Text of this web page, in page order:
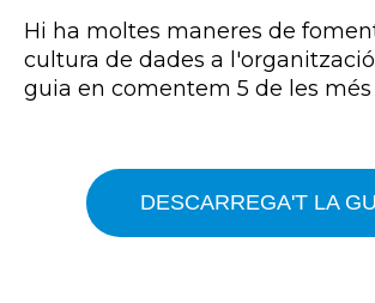
Hi ha moltes maneres de
cultura de dades a
guia en comentem 5 de les més
DESCARREGA'T LA